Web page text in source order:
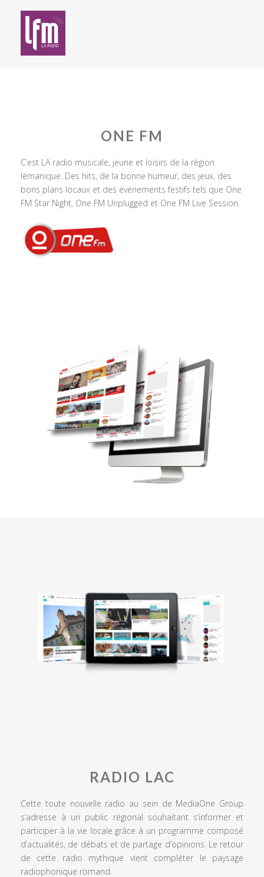
ONE FM
C’est LA radio musicale, jeune et loisirs de la région
lémanique. Des hits, de la bonne humeur, des jeux, des
bons plans locaux et des événements festifs tels que One
FM Star Night, One FM Unplugged et One FM Live Session.
RADIO LAC
Cette toute nouvelle radio au sein de MediaOne Group
s’adresse à un public régional souhaitant s’informer et
participer à la vie locale grâce à un programme composé
d’actualités, de débats et de partage d’opinions. Le retour
de cette radio mythique vient compléter le paysage
radiophonique romand.